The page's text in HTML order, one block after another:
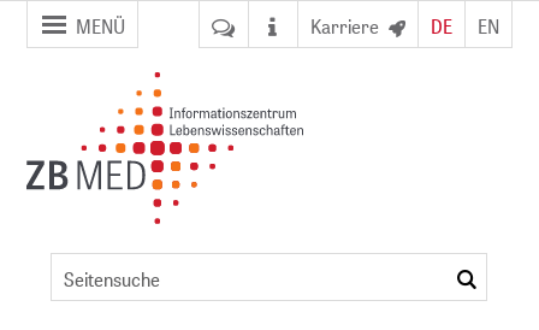
Zur
Seitennavigation
Zum
Inhalt
MENÜ Karriere DE EN
suchen